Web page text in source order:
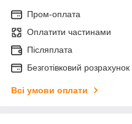
Пром-оплата
Оплатити частинами
Післяплата
Безготівковий розрахунок
Всі умови оплати